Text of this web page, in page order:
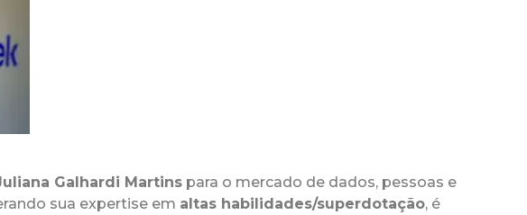
Galhardi Martins para o mercado de dados, pessoas e
sua expertise em altas habilidades/superdotação, é